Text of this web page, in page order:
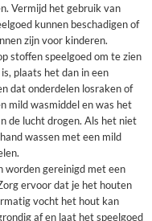
Vermijd het gebruik van
kunnen beschadigen of
zijn voor kinderen.
stoffen speelgoed om te zien
plaats het dan in een
dat onderdelen losraken of
mild wasmiddel en was het
de lucht drogen. Als het niet
wassen met een mild
worden gereinigd met een
ervoor dat je het houten
vocht het hout kan
af en laat het speelgoed